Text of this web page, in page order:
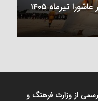
سعید قربان اهل
از وزارت فرهنگ و